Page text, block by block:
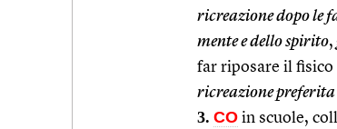
ricreazione dopo le
mente e dello spirito,
far riposare il
ricreazione
3. CO in scuole,